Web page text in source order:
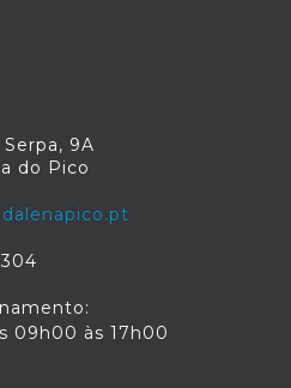
9A
do Pico
09h00 às 17h00